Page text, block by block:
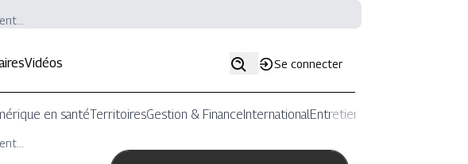
Vidéos Se connecter
en santéTerritoiresGestion & FinanceInternationalEntretiens